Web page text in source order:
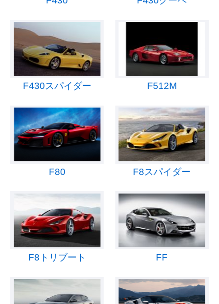
F430スパイダー F512M
F80 F8スパイダー
F8トリブート FF